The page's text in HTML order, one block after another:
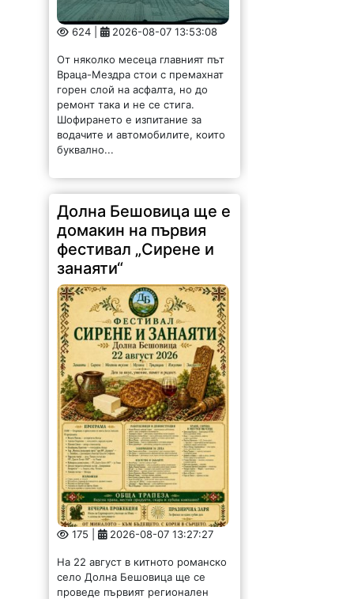
624 | 2026-08-07 13:53:08
От няколко месеца главният път
Враца-Мездра стои с премахнат
горен слой на асфалта, но до
ремонт така и не се стига.
Шофирането е изпитание за
водачите и автомобилите, които
буквално...
Долна Бешовица ще е
домакин на първия
фестивал „Сирене и
занаяти“
175 | 2026-08-07 13:27:27
На 22 август в китното романско
село Долна Бешовица ще се
проведе първият регионален